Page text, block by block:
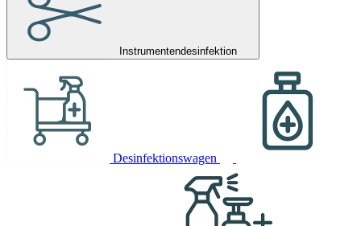
Instrumentendesinfektion
Desinfektionswagen